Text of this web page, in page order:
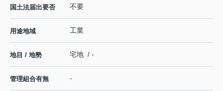
国土法届出要否 不要
用途地域 工業
地目 / 地勢 宅地 / -
管理組合有無 -